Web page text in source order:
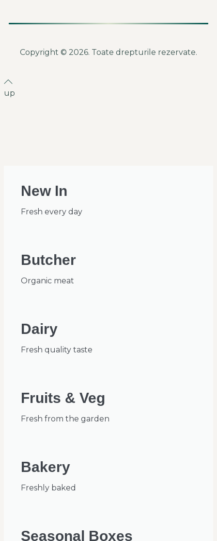
Copyright © 2026. Toate drepturile rezervate.
up
New In
Fresh every day
Butcher
Organic meat
Dairy
Fresh quality taste
Fruits & Veg
Fresh from the garden
Bakery
Freshly baked
Seasonal Boxes